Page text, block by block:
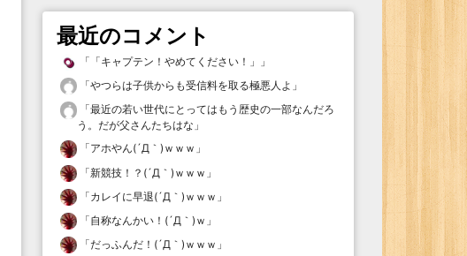
最近のコメント
「 「キャプテン！やめてください！」
」
「やつらは子供からも受信料を取る極悪人よ 」
「最近の若い世代にとってはもう歴史の一部なんだろ
う。だが父さんたちはな 」
「アホやん(´Д｀)ｗｗｗ 」
「新競技！？(´Д｀)ｗｗｗ 」
「カレイに早退(´Д｀)ｗｗｗ 」
「自称なんかい！(´Д｀)ｗ 」
「だっふんだ！(´Д｀)ｗｗｗ 」